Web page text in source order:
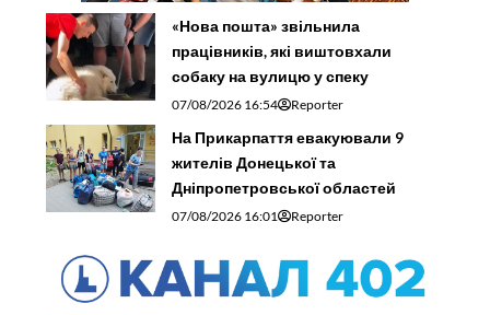
«Нова пошта» звільнила
працівників, які виштовхали
собаку на вулицю у спеку
07/08/2026 16:54 Reporter
На Прикарпаття евакуювали 9
жителів Донецької та
Дніпропетровської областей
07/08/2026 16:01 Reporter